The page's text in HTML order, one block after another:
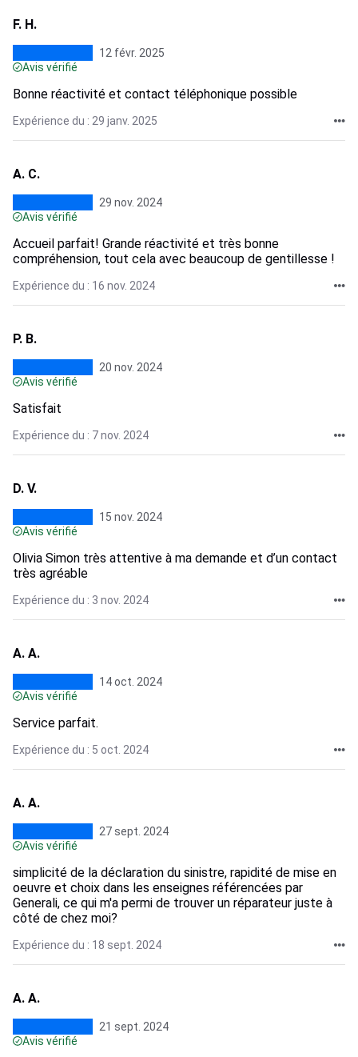
F. H.
12 févr. 2025
Avis vérifié
Bonne réactivité et contact téléphonique possible
Expérience du : 29 janv. 2025
A. C.
29 nov. 2024
Avis vérifié
Accueil parfait! Grande réactivité et très bonne
compréhension, tout cela avec beaucoup de gentillesse !
Expérience du : 16 nov. 2024
P. B.
20 nov. 2024
Avis vérifié
Satisfait
Expérience du : 7 nov. 2024
D. V.
15 nov. 2024
Avis vérifié
Olivia Simon très attentive à ma demande et d’un contact
très agréable
Expérience du : 3 nov. 2024
A. A.
14 oct. 2024
Avis vérifié
Service parfait.
Expérience du : 5 oct. 2024
A. A.
27 sept. 2024
Avis vérifié
simplicité de la déclaration du sinistre, rapidité de mise en
oeuvre et choix dans les enseignes référencées par
Generali, ce qui m'a permi de trouver un réparateur juste à
côté de chez moi?
Expérience du : 18 sept. 2024
A. A.
21 sept. 2024
Avis vérifié